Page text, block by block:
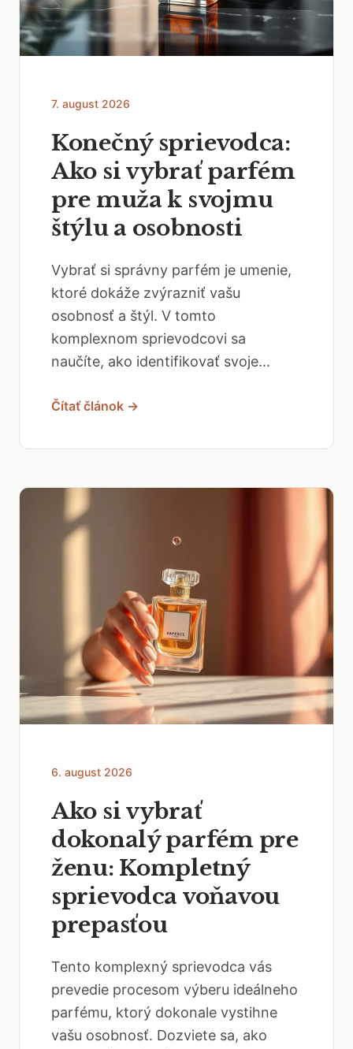
7. august 2026
Konečný sprievodca:
Ako si vybrať parfém
pre muža k svojmu
štýlu a osobnosti
Vybrať si správny parfém je umenie,
ktoré dokáže zvýrazniť vašu
osobnosť a štýl. V tomto
komplexnom sprievodcovi sa
naučíte, ako identifikovať svoje...
Čítať článok →
6. august 2026
Ako si vybrať
dokonalý parfém pre
ženu: Kompletný
sprievodca voňavou
prepasťou
Tento komplexný sprievodca vás
prevedie procesom výberu ideálneho
parfému, ktorý dokonale vystihne
vašu osobnosť. Dozviete sa, ako